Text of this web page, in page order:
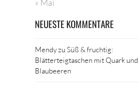
« Mai
NEUESTE KOMMENTARE
MendyzuSüß & fruchtig:
Blätterteigtaschen mit Quark und
Blaubeeren